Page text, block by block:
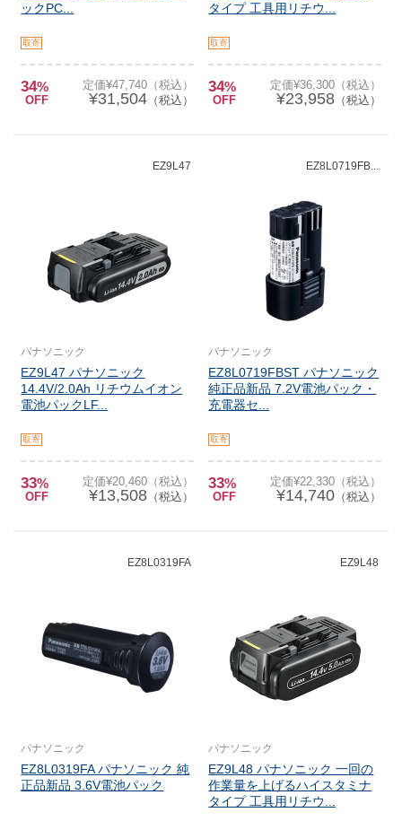
ックPC...
取寄
34%
OFF
定価¥47,740（税込）
¥31,504（税込）
タイプ 工具用リチウ...
取寄
34%
OFF
定価¥36,300（税込）
¥23,958（税込）
EZ9L47
パナソニック
EZ9L47 パナソニック
14.4V/2.0Ah リチウムイオン
電池パックLF...
取寄
33%
OFF
定価¥20,460（税込）
¥13,508（税込）
EZ8L0719FB...
パナソニック
EZ8L0719FBST パナソニック
純正品新品 7.2V電池パック・
充電器セ...
取寄
33%
OFF
定価¥22,330（税込）
¥14,740（税込）
EZ8L0319FA
パナソニック
EZ8L0319FA パナソニック 純
正品新品 3.6V電池パック
EZ9L48
パナソニック
EZ9L48 パナソニック 一回の
作業量を上げるハイスタミナ
タイプ 工具用リチウ...